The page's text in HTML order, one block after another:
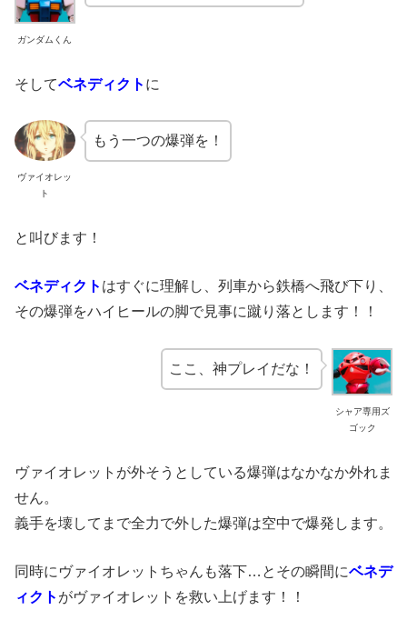
ガンダムくん
そしてベネディクト に
ヴァイオレッ
ト
もう一つの爆弾を！
と叫びます！
ベネディクト はすぐに理解し、列車から鉄橋へ飛び下り、
その爆弾をハイヒールの脚で見事に蹴り落とします！！
シャア専用ズ
ゴック
ここ、神プレイだな！
ヴァイオレットが外そうとしている爆弾はなかなか外れま
せん。
義手を壊してまで全力で外した爆弾は空中で爆発します。
同時にヴァイオレットちゃんも落下…とその瞬間にベネデ
ィクト がヴァイオレットを救い上げます！！